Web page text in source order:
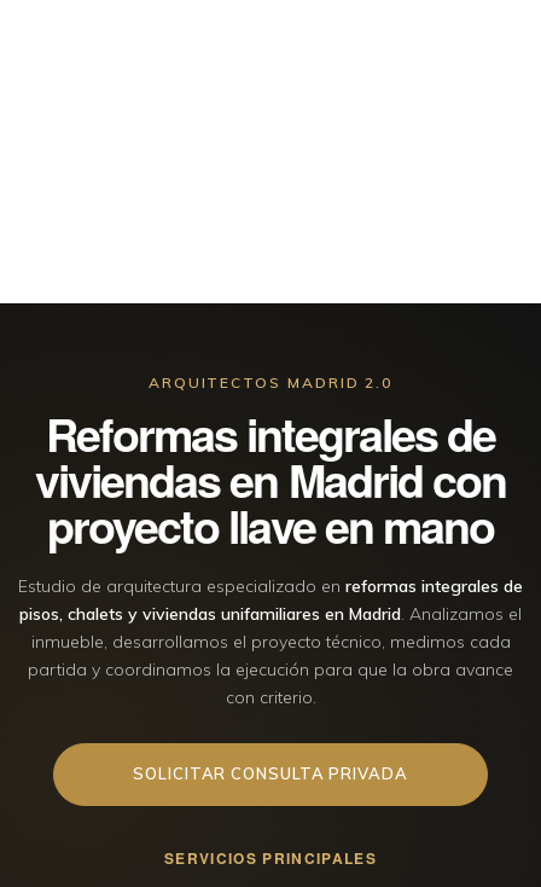
ARQUITECTOS MADRID 2.0
Reformas integrales de
viviendas en Madrid con
proyecto llave en mano
Estudio de arquitectura especializado en reformas integrales de
pisos, chalets y viviendas unifamiliares en Madrid. Analizamos el
inmueble, desarrollamos el proyecto técnico, medimos cada
partida y coordinamos la ejecución para que la obra avance
con criterio.
SOLICITAR CONSULTA PRIVADA
SERVICIOS PRINCIPALES